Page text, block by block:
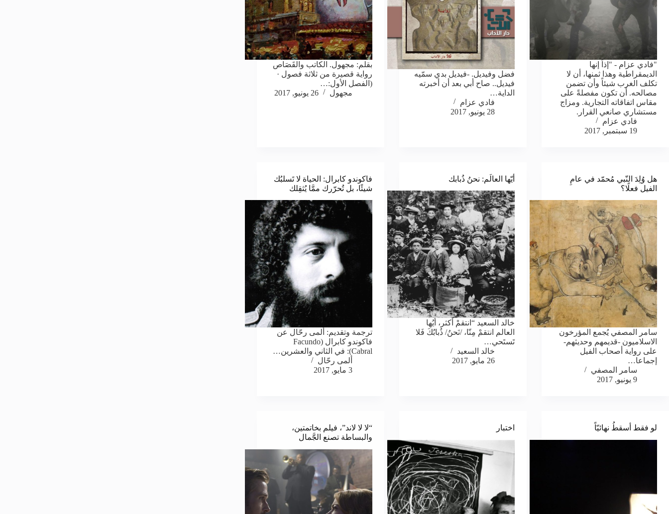
"فادي عزام - "إذاً إنها
الديمقراطية وهذا ثمنها، أن لا
تكلف الغرب شيئاً وأن تضمن
مصالحه. أن تكون مفصلةً على
مقاس اتفاقاته التجارية. ومزاج
مستشاري صانعي القرار.
فادي عزام
19 سبتمبر, 2017
فضل وفيديل. -فيديل بدي سمّيه
فيديل.. صاح أبي بعد أن أخبرته
الداية…
فادي عزام
28 يونيو, 2017
بقلم: مجهول. الكاتب والقَصَاص
رواية قصيرة من ثلاثة فصول ·
(الفصل الأول:…
مجهول
26 يونيو, 2017
هل وُلِدَ النّبي مُحمّد في عامِ
الفيل فعلًا؟
سامر المصفي يُجمع المؤرخون
الاسلاميون -قديمهم وحديثهم-
على رواية أصحاب الفيل
إجماعا…
سامر المصفي
9 يونيو, 2017
أيّها العالَم: نحنُ ذُبابك
خالد السعيد “انتقمْ أَكثر، أَيُها
العالم انتقمْ مِنّا، /نَحنُ/ ذُبابُكَ فَلا
تَستَحي…
خالد السعيد
26 مايو, 2017
فاكوندو كابرال: الحياة لا تَسلبُك
شيئًا، بل تُحرّرك ممَّا يُثقِلك
ترجمة وتقديم: ألمى رحّال عن
فاكوندو كابرال (Facundo
Cabral): في الثاني والعشرين…
ألمى رحّال
3 مايو, 2017
لو فقط أسقطُ نهائيّاً اختبار
“لا لا لاند”، فيلم بخاتمتين،
والبساطة تصنع الجَّمال